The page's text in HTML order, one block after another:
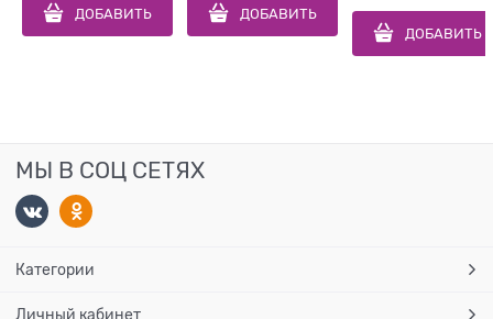
ДОБАВИТЬ ДОБАВИТЬ
ДОБАВИТЬ
МЫ В СОЦ СЕТЯХ
Категории
Личный кабинет